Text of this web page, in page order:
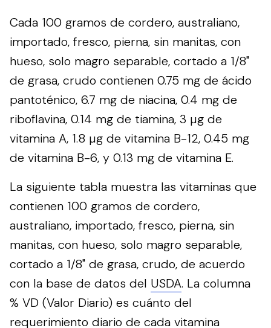
Cada 100 gramos de cordero, australiano,
importado, fresco, pierna, sin manitas, con
hueso, solo magro separable, cortado a 1/8"
de grasa, crudo contienen 0.75 mg de ácido
pantoténico, 6.7 mg de niacina, 0.4 mg de
riboflavina, 0.14 mg de tiamina, 3 µg de
vitamina A, 1.8 µg de vitamina B-12, 0.45 mg
de vitamina B-6, y 0.13 mg de vitamina E.
La siguiente tabla muestra las vitaminas que
contienen 100 gramos de cordero,
australiano, importado, fresco, pierna, sin
manitas, con hueso, solo magro separable,
cortado a 1/8" de grasa, crudo, de acuerdo
con la base de datos del USDA. La columna
% VD (Valor Diario) es cuánto del
requerimiento diario de cada vitamina